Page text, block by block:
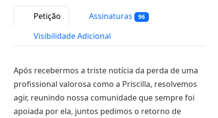
Petição Assinaturas 96
Visibilidade Adicional
Após recebermos a triste notícia da perda de uma
profissional valorosa como a Priscilla, resolvemos
agir, reunindo nossa comunidade que sempre foi
apoiada por ela, juntos pedimos o retorno de